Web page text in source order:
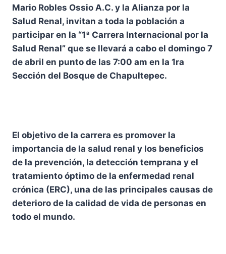
Mario Robles Ossio A.C. y la Alianza por la
Salud Renal, invitan a toda la población a
participar en la “1ª Carrera Internacional por la
Salud Renal” que se llevará a cabo el domingo 7
de abril en punto de las 7:00 am en la 1ra
Sección del Bosque de Chapultepec.
El objetivo de la carrera es promover la
importancia de la salud renal y los beneficios
de la prevención, la detección temprana y el
tratamiento óptimo de la enfermedad renal
crónica (ERC), una de las principales causas de
deterioro de la calidad de vida de personas en
todo el mundo.